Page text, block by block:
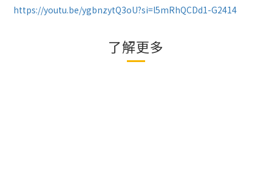
https://youtu.be/ygbnzytQ3oU?si=l5mRhQCDd1-G2414
了解更多